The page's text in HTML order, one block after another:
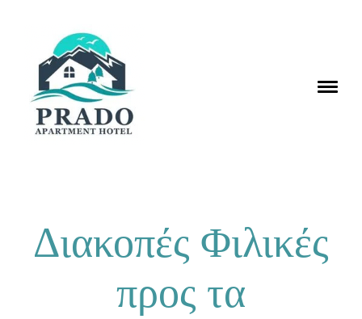
Διακοπές Φιλικές
προς τα